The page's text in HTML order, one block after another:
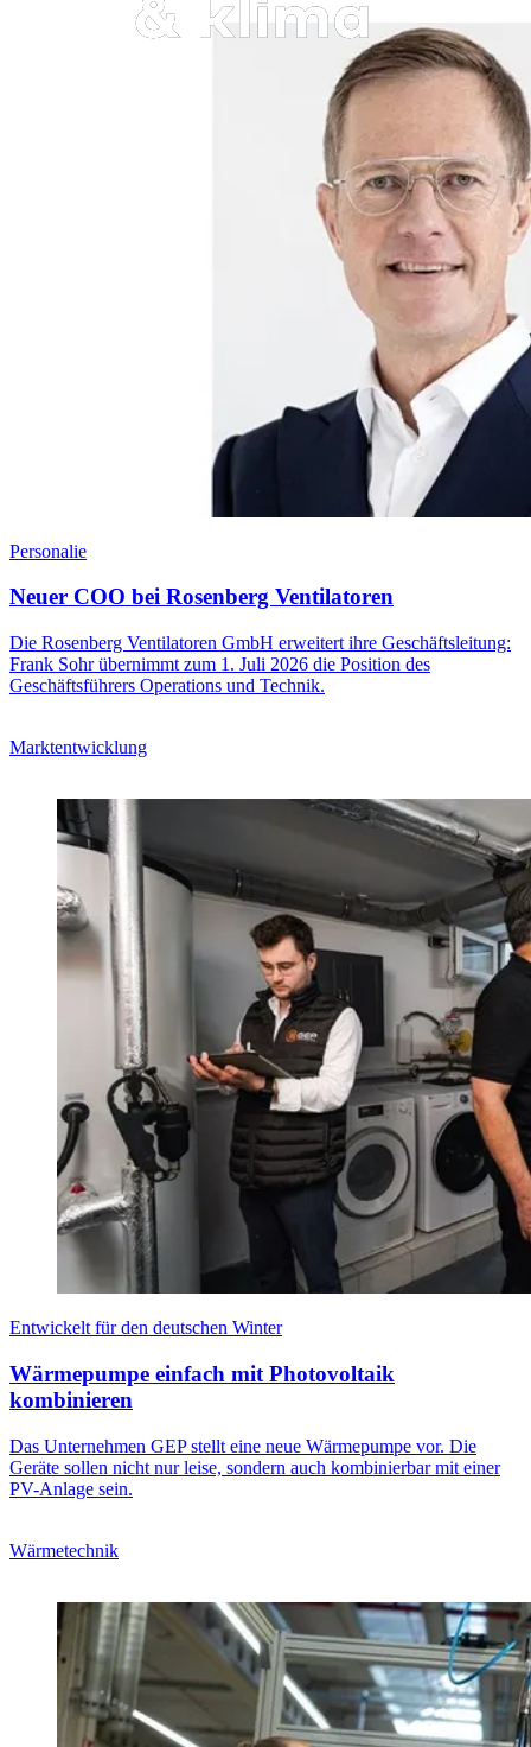
Personalie
Neuer COO bei Rosenberg Ventilatoren
Die Rosenberg Ventilatoren GmbH erweitert ihre Geschäftsleitung:
Frank Sohr übernimmt zum 1. Juli 2026 die Position des
Geschäftsführers Operations und Technik.
Marktentwicklung
Entwickelt für den deutschen Winter
Wärmepumpe einfach mit Photovoltaik
kombinieren
Das Unternehmen GEP stellt eine neue Wärmepumpe vor. Die
Geräte sollen nicht nur leise, sondern auch kombinierbar mit einer
PV-Anlage sein.
Wärmetechnik